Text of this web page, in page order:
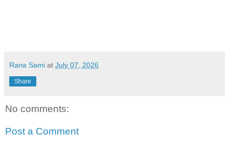
Rana Sami at July 07, 2026
Share
No comments:
Post a Comment